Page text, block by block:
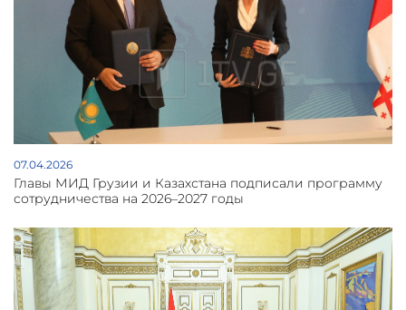
07.04.2026
Главы МИД Грузии и Казахстана подписали программу
сотрудничества на 2026–2027 годы